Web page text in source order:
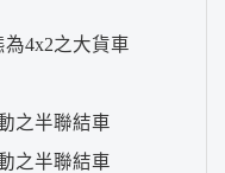
4x2之大貨車
之半聯結車
之半聯結車